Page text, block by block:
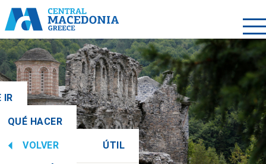
IR
QUÉ HACER
VOLVER ÚTIL